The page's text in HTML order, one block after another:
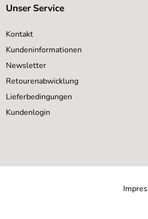
Kaufdatum: 21.12.2021
Unbekannter
Schneller Versand, bin zufrieden, vielen
Kaufdatum: 21.10.2021
Bewertungsdatum: 04.11.2021
Unser Service
Kontakt
Kundeninformationen
Newsletter
Retourenabwicklung
Lieferbedingungen
Kundenlogin